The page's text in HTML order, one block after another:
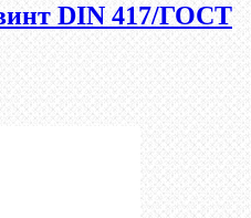
DIN 417/ГОСТ